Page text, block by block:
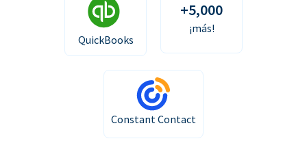
QuickBooks
+5,000
¡más!
Constant Contact